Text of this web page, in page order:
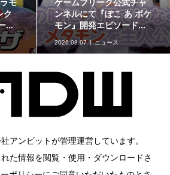
モ
ク
...
ゲームフリーク公式チャ
ンネルにて『ぽこ あ ポケ
モン』開発エピソード...
2026.08.07 ニュース
アンビットが管理運営しています。
た情報を閲覧・使用・ダウンロードさ